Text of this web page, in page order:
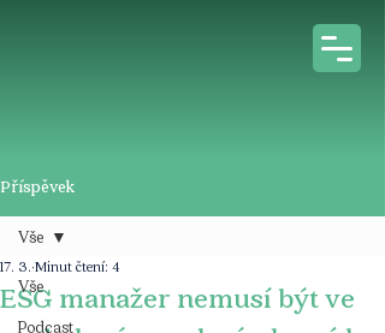
Příspěvek
Vše
Podcast
Vše
ESG manažer nemusí být ve
17. 3. Minut čtení: 4